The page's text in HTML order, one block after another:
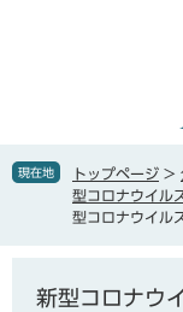
で
ば現在地 トップページ >
型コロナウイル
型コロナウイル
新型コロナウ